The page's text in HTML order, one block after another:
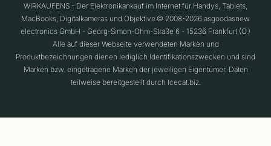
WIRKAUFENS - Der Elektronikankauf im Internet für Handys, Tablets,
MacBooks, Digitalkameras und Objektive.© 2008-2026 asgoodasnew
electronics GmbH - Georg-Simon-Ohm-Straße 6 - 15236 Frankfurt (O.)
Alle auf dieser Webseite verwendeten Marken und
Produktbezeichnungen dienen lediglich Identifikationszwecken und sind
Marken bzw. eingetragene Marken der jeweiligen Eigentümer. Daten
teilweise bereitgestellt durch Icecat.biz.